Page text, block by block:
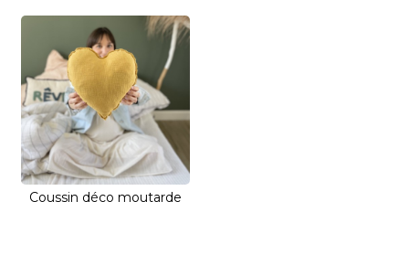
Coussin déco moutarde